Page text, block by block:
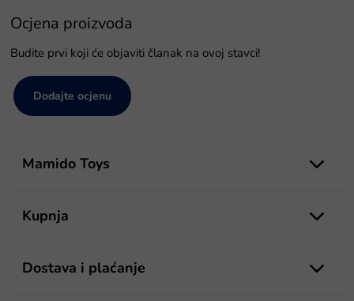
Ocjena proizvoda
Budite prvi koji će objaviti članak na ovoj stavci!
Dodajte ocjenu
Mamido Toys
Kupnja
Dostava i plaćanje